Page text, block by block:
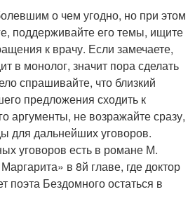
о чем угодно, но при этом
поддерживайте его темы, ищите
к врачу. Если замечаете,
в монолог, значит пора сделать
спрашивайте, что близкий
предложения сходить к
аргументы, не возражайте сразу,
для дальнейших уговоров.
уговоров есть в романе М.
в 8й главе, где доктор
поэта Бездомного остаться в